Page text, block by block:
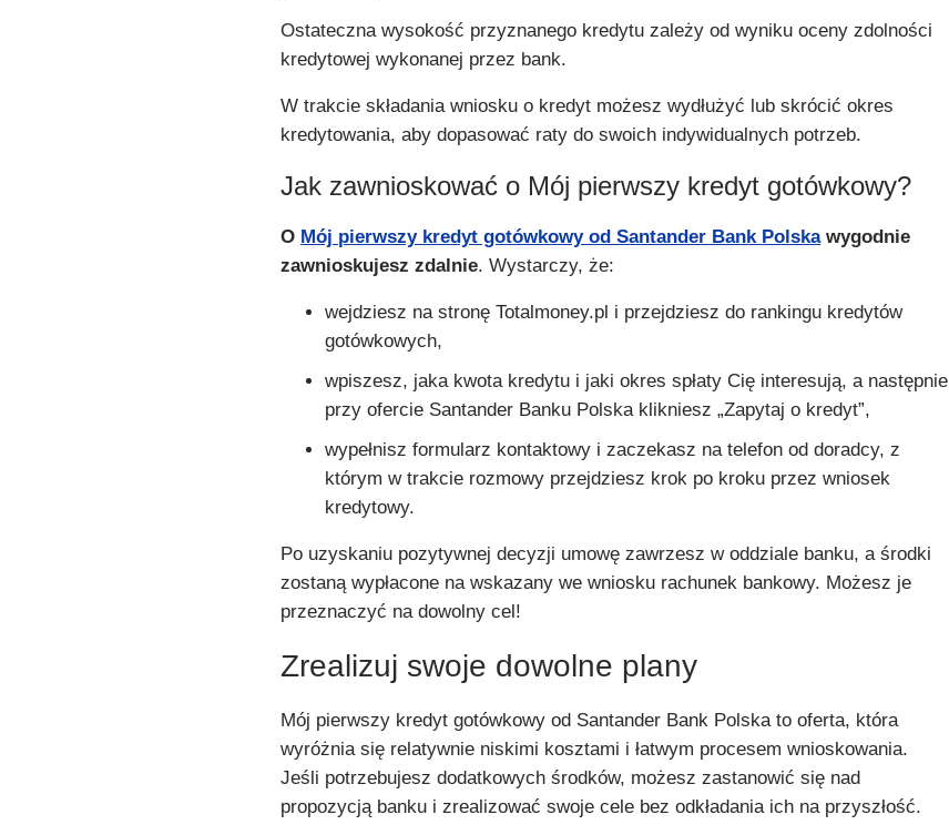
Ostateczna wysokość przyznanego kredytu zależy od wyniku oceny zdolności
kredytowej wykonanej przez bank.
W trakcie składania wniosku o kredyt możesz wydłużyć lub skrócić okres
kredytowania, aby dopasować raty do swoich indywidualnych potrzeb.
Jak zawnioskować o Mój pierwszy kredyt gotówkowy?
O Mój pierwszy kredyt gotówkowy od Santander Bank Polskawygodnie
zawnioskujesz zdalnie. Wystarczy, że:
wejdziesz na stronę Totalmoney.pl i przejdziesz do rankingu kredytów
gotówkowych,
wpiszesz, jaka kwota kredytu i jaki okres spłaty Cię interesują, a następnie
przy ofercie Santander Banku Polska klikniesz „Zapytaj o kredyt”,
wypełnisz formularz kontaktowy i zaczekasz na telefon od doradcy, z
którym w trakcie rozmowy przejdziesz krok po kroku przez wniosek
kredytowy.
Po uzyskaniu pozytywnej decyzji umowę zawrzesz w oddziale banku, a środki
zostaną wypłacone na wskazany we wniosku rachunek bankowy. Możesz je
przeznaczyć na dowolny cel!
Zrealizuj swoje dowolne plany
Mój pierwszy kredyt gotówkowy od Santander Bank Polska to oferta, która
wyróżnia się relatywnie niskimi kosztami i łatwym procesem wnioskowania.
Jeśli potrzebujesz dodatkowych środków, możesz zastanowić się nad
propozycją banku i zrealizować swoje cele bez odkładania ich na przyszłość.